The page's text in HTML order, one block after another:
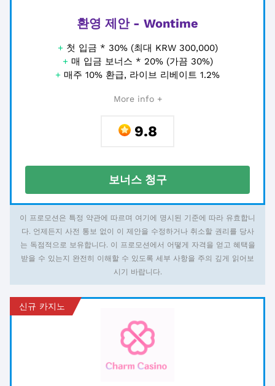
환영 제안 - Wontime
+ 첫 입금 * 30% (최대 KRW 300,000)
+ 매 입금 보너스 * 20% (가끔 30%)
+ 매주 10% 환급, 라이브 리베이트 1.2%
More info +
9.8
보너스 청구
이 프로모션은 특정 약관에 따르며 여기에 명시된 기준에 따라 유효합니
다. 언제든지 사전 통보 없이 이 제안을 수정하거나 취소할 권리를 당사
는 독점적으로 보유합니다. 이 프로모션에서 어떻게 자격을 얻고 혜택을
받을 수 있는지 완전히 이해할 수 있도록 세부 사항을 주의 깊게 읽어보
시기 바랍니다.
신규 카지노